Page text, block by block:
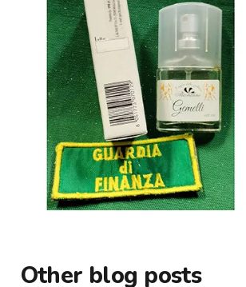
Other blog posts